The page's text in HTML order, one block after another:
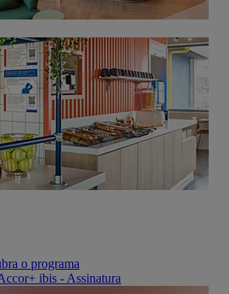
o programa
ibis - Assinatura